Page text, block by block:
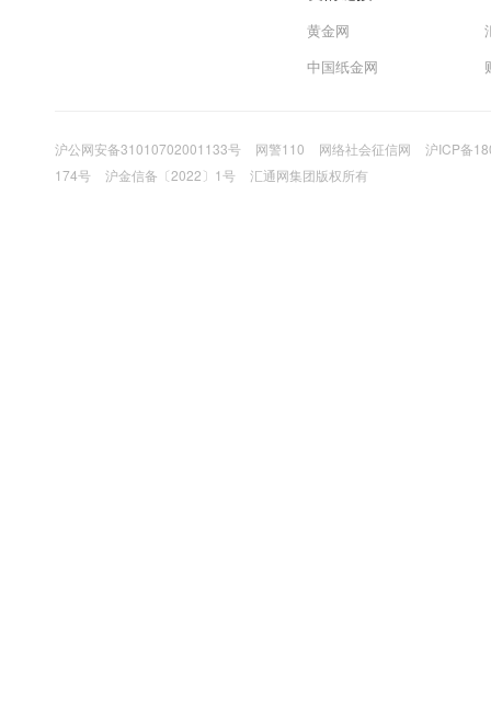
黄金网
中国纸金网
沪公网安备31010702001133号 网警110 网络社会征信网
沪ICP备
174号
沪金信备〔2022〕1号 汇通网集团版权所有